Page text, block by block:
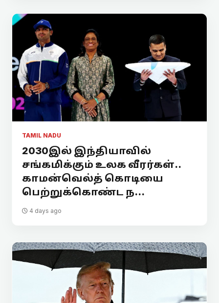
TAMIL NADU
2030இல் இந்தியாவில்
சங்கமிக்கும் உலக வீரர்கள்..
காமன்வெல்த் கொடியை
பெற்றுக்கொண்ட ந...
4 days ago